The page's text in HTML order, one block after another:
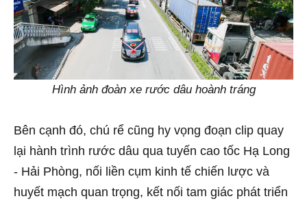
Hình ảnh đoàn xe rước dâu hoành tráng
Bên cạnh đó, chú rể cũng hy vọng đoạn clip quay
lại hành trình rước dâu qua tuyến cao tốc Hạ Long
- Hải Phòng, nối liền cụm kinh tế chiến lược và
huyết mạch quan trọng, kết nối tam giác phát triển